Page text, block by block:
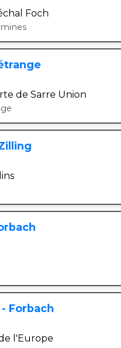
Foch
de Sarre Union
Forbach
l'Europe